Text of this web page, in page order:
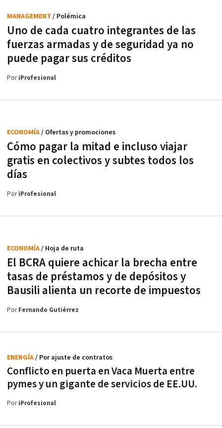
Uno de cada cuatro integrantes de las
fuerzas armadas y de seguridad ya no
puede pagar sus créditos
MANAGEMENT / Polémica
PoriProfesional
Cómo pagar la mitad e incluso viajar
gratis en colectivos y subtes todos los
días
ECONOMÍA/ Ofertas y promociones
PoriProfesional
El BCRA quiere achicar la brecha entre
tasas de préstamos y de depósitos y
Bausili alienta un recorte de impuestos
ECONOMÍA/ Hoja de ruta
PorFernando Gutiérrez
Conflicto en puerta en Vaca Muerta entre
pymes y un gigante de servicios de EE.UU.
ENERGÍA/ Por ajuste de contratos
PoriProfesional